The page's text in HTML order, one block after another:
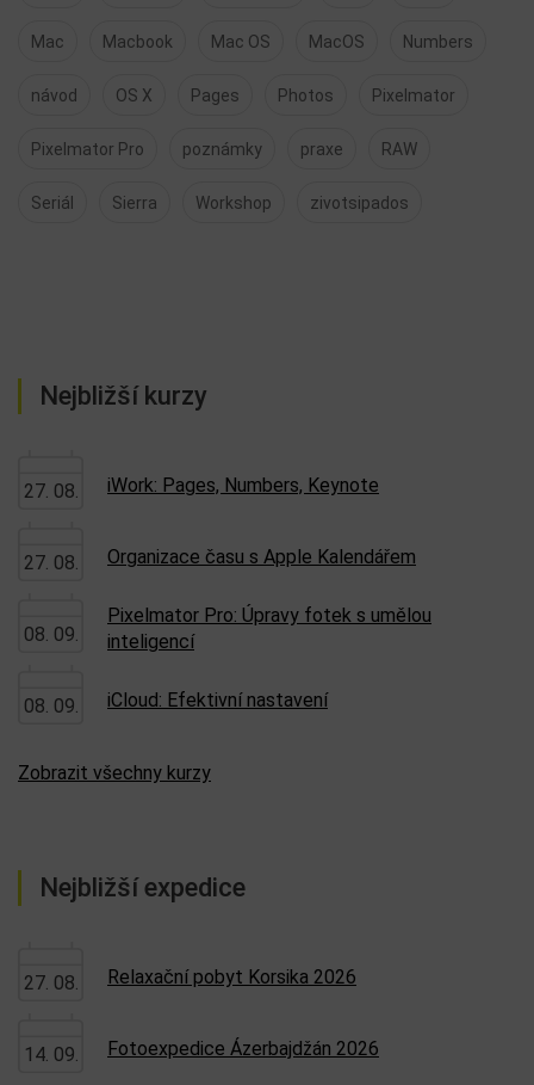
Mac Macbook Mac OS MacOS Numbers
návod OS X Pages Photos Pixelmator
Pixelmator Pro poznámky praxe RAW
Seriál Sierra Workshop zivotsipados
Nejbližší kurzy
27. 08. iWork: Pages, Numbers, Keynote
27. 08. Organizace času s Apple Kalendářem
08. 09.
Pixelmator Pro: Úpravy fotek s umělou
inteligencí
08. 09. iCloud: Efektivní nastavení
Zobrazit všechny kurzy
Nejbližší expedice
27. 08. Relaxační pobyt Korsika 2026
14. 09. Fotoexpedice Ázerbajdžán 2026